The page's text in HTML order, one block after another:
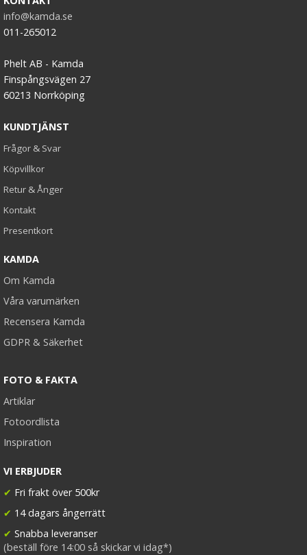
info@kamda.se
011-265012
Phelt AB - Kamda
Finspångsvägen 27
60213 Norrköping
KUNDTJÄNST
Frågor & Svar
Köpvillkor
Retur & Ånger
Kontakt
Presentkort
KAMDA
Om Kamda
Våra varumärken
Recensera Kamda
GDPR & Säkerhet
FOTO & FAKTA
Artiklar
Fotoordlista
Inspiration
VI ERBJUDER
✔ Fri frakt över 500kr
✔ 14 dagars ångerrätt
✔ Snabba leveranser
(beställ före 14:00 så skickar vi idag*)